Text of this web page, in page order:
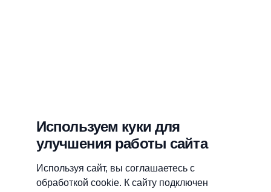
Используем куки для
улучшения работы сайта
Используя сайт, вы соглашаетесь с
обработкой cookie. К сайту подключен